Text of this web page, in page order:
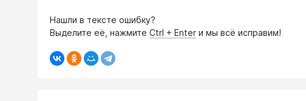
Нашли в тексте ошибку?
Выделите её, нажмите Ctrl + Enter и мы всё исправим!